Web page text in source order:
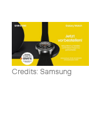
Credits: Samsung